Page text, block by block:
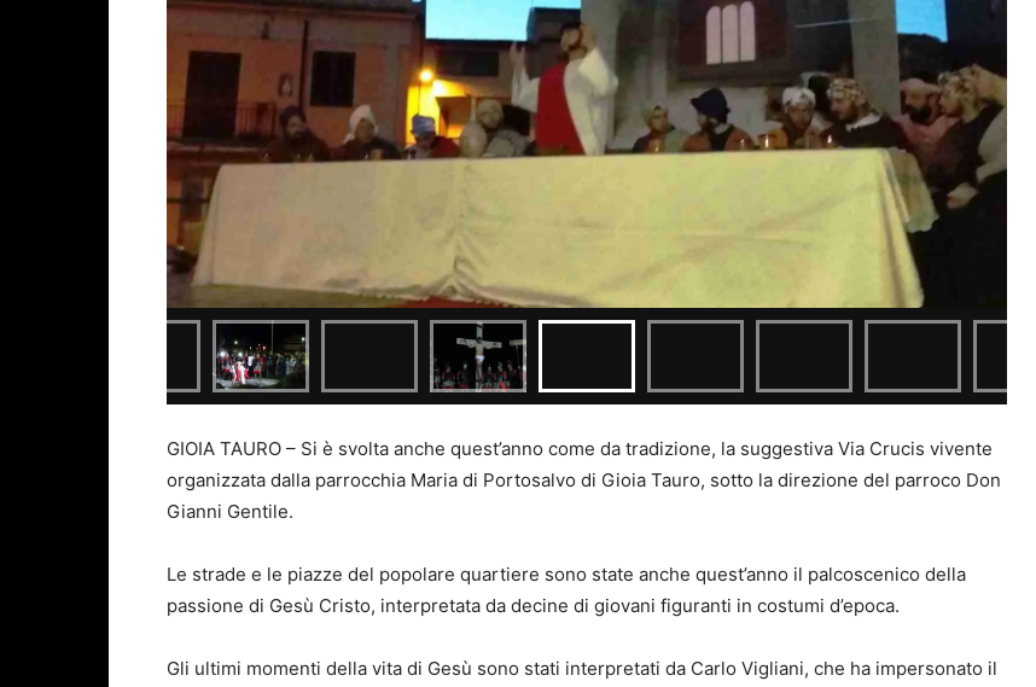
GIOIA TAURO – Si è svolta anche quest’anno come da tradizione, la suggestiva Via Crucis vivente
organizzata dalla parrocchia Maria di Portosalvo di Gioia Tauro, sotto la direzione del parroco Don
Gianni Gentile.
Le strade e le piazze del popolare quartiere sono state anche quest’anno il palcoscenico della
passione di Gesù Cristo, interpretata da decine di giovani figuranti in costumi d’epoca.
Gli ultimi momenti della vita di Gesù sono stati interpretati da Carlo Vigliani, che ha impersonato il